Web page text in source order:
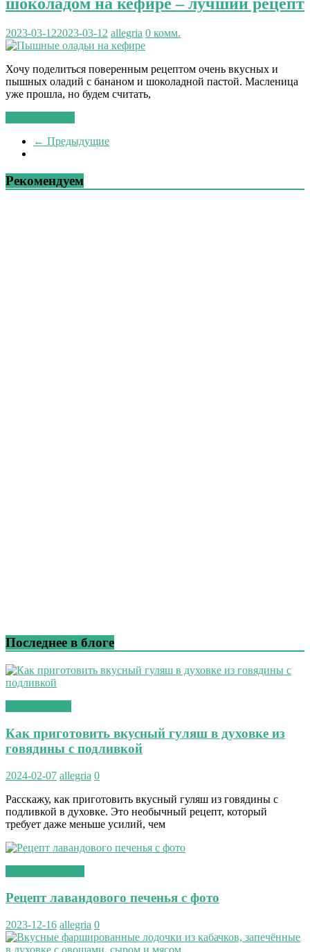
шоколадом на кефире – лучший рецепт
2023-03-122023-03-12 allegria 0 комм.
Хочу поделиться поверенным рецептом очень вкусных и
пышных оладий с бананом и шоколадной пастой. Масленица
уже прошла, но будем считать,
← Предыдущие
Рекомендуем
Последнее в блоге
Как приготовить вкусный гуляш в духовке из
говядины с подливкой
2024-02-07 allegria 0
Расскажу, как приготовить вкусный гуляш из говядины с
подливкой в духовке. Это необычный рецепт, который
требует даже меньше усилий, чем
Рецепт лавандового печенья с фото
2023-12-16 allegria 0